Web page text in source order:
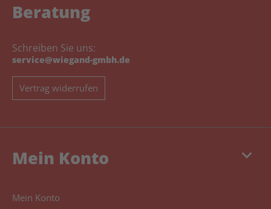
Beratung
Schreiben Sie uns:
service@wiegand-gmbh.de
Vertrag widerrufen
keyboard_arrow_down
Mein Konto
Mein Konto